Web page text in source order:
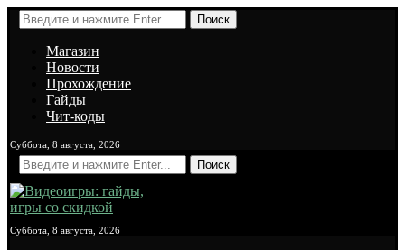
Поиск
Магазин
Новости
Прохождение
Гайды
Чит-коды
Суббота, 8 августа, 2026
Поиск
Суббота, 8 августа, 2026